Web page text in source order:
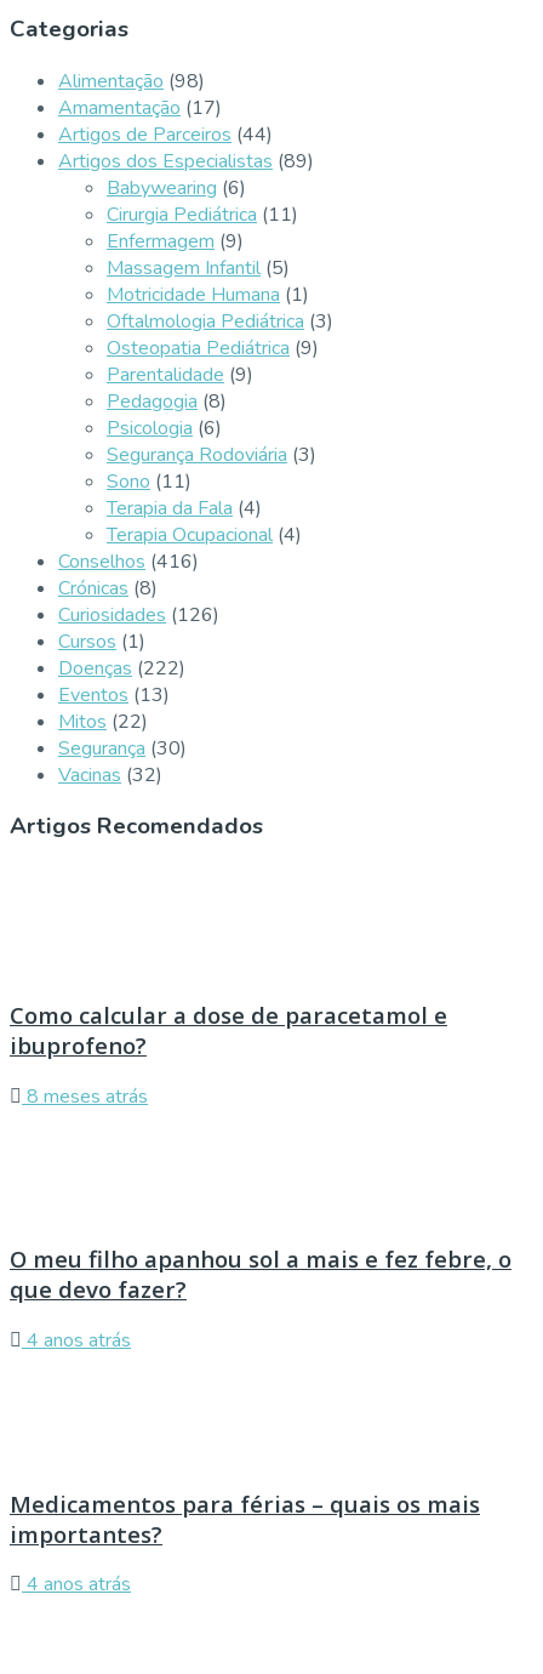
Categorias
Alimentação (98)
Amamentação (17)
Artigos de Parceiros (44)
Artigos dos Especialistas (89)
Babywearing (6)
Cirurgia Pediátrica (11)
Enfermagem (9)
Massagem Infantil (5)
Motricidade Humana (1)
Oftalmologia Pediátrica (3)
Osteopatia Pediátrica (9)
Parentalidade (9)
Pedagogia (8)
Psicologia (6)
Segurança Rodoviária (3)
Sono (11)
Terapia da Fala (4)
Terapia Ocupacional (4)
Conselhos (416)
Crónicas (8)
Curiosidades (126)
Cursos (1)
Doenças (222)
Eventos (13)
Mitos (22)
Segurança (30)
Vacinas (32)
Artigos Recomendados
Como calcular a dose de paracetamol e
ibuprofeno?
8 meses atrás
O meu filho apanhou sol a mais e fez febre, o
que devo fazer?
4 anos atrás
Medicamentos para férias – quais os mais
importantes?
4 anos atrás